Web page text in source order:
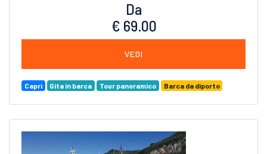
Da
€ 69.00
VEDI
Capri Gita in barca Tour panoramico Barca da diporto